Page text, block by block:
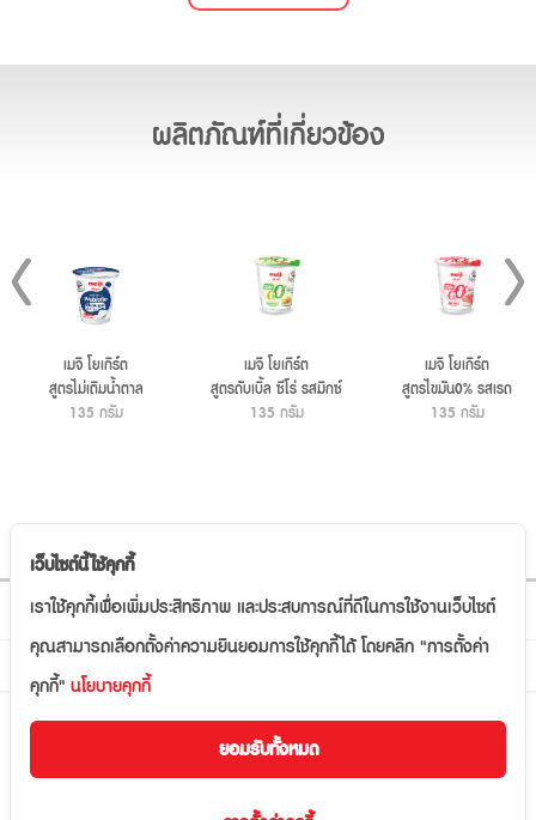
ผลิตภัณฑ์ที่เกี่ยวข้อง
เมจิ โยเกิร์ต
สูตรไม่เติมน้ำตาล
135 กรัม
เมจิ โยเกิร์ต
สูตรดับเบิ้ล ซีโร่ รสมิกซ์
ฟรุ๊ต
135 กรัม
เมจิ โยเกิร์ต
สูตรไขมัน0% รสเรด
เบอร์รี โฮลเกรน
135 กรัม
ติดตามเรา
แผนผังเว็บไซต์
CALL CENTER
02-056-2000
เว็บไซต์นี้ใช้คุกกี้
เราใช้คุกกี้เพื่อเพิ่มประสิทธิภาพ และประสบการณ์ที่ดีในการใช้งานเว็บไซต์
คุณสามารถเลือกตั้งค่าความยินยอมการใช้คุกกี้ได้ โดยคลิก "การตั้งค่า
คุกกี้" นโยบายคุกกี้
ยอมรับทั้งหมด